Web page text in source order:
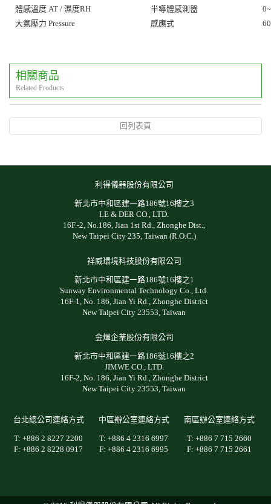
體感溫度 AT / 濕度RH
半導體感測器
大氣壓力 Pressure
感應式
相關商品
Related Products
回列表頁
利得儀器股份有限公司
新北市中和區建一路186號16樓之3
LE & DER CO., LTD.
16F.-2, No.186, Jian 1st Rd., Zhonghe Dist.,
New Taipei City 235, Taiwan (R.O.C.)
祥威環境科技股份有限公司
新北市中和區建一路186號16樓之1
Sunway Environmental Technology Co., Ltd.
16F-1, No. 186, Jian Yi Rd., Zhonghe District
New Taipei City 23553, Taiwan
金煇企業股份有限公司
新北市中和區建一路186號16樓之2
JIMWE CO., LTD.
16F-2, No. 186, Jian Yi Rd., Zhonghe District
New Taipei City 23553, Taiwan
台北總公司連絡方式
T: +886 2 8227 2200
F: +886 2 8228 0917
中區辦公室連絡方式
T: +886 4 2316 6997
F: +886 4 2316 6995
南區辦公室連絡方式
T: +886 7 715 2660
F: +886 7 715 2661